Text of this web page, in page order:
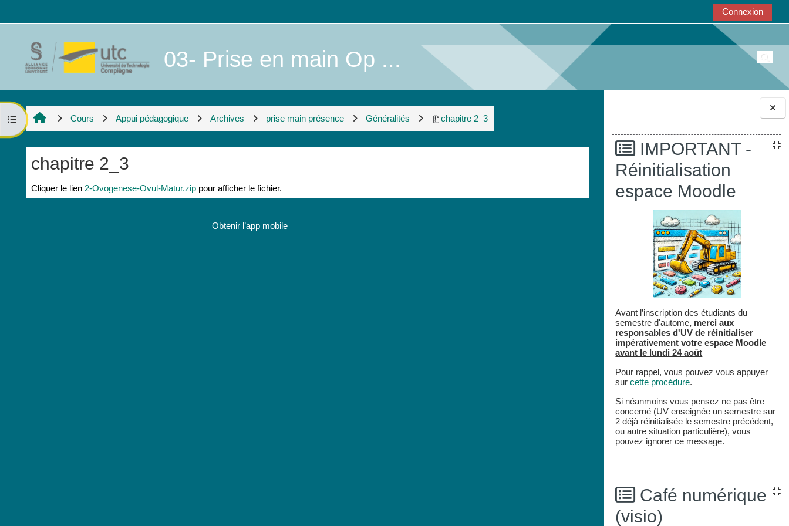
BlocsIMPORTANT -
Réinitialisation
espace Moodle
Avant l’inscription des étudiants du
semestre d'autome, merci aux
responsables d'UV de réinitialiser
impérativement votre espace Moodle
avant le lundi 24 août
Pour rappel, vous pouvez vous appuyer
surcette procédure.
Si néanmoins vous pensez ne pas être
concerné (UV enseignée un semestre sur
2 déjà réinitialisée le semestre précédent,
ou autre situation particulière), vous
pouvez ignorer ce message.
Café numérique
(visio)
Connexion
03- Prise en main Op ...
Ouvrir l’index du cours
Cours Appui pédagogique Archives prise main présence Généralités chapitre 2_3
chapitre 2_3
Conditions d’achèvement
Cliquer le lien 2-Ovogenese-Ovul-Matur.zip pour afficher le fichier.
Obtenir l’app mobile